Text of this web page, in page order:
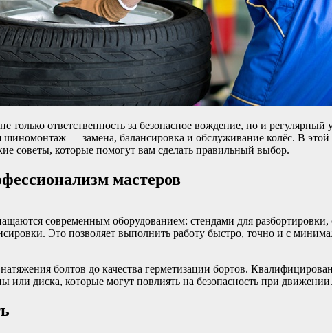
только ответственность за безопасное вождение, но и
шиномонтаж — замена, балансировка и обслуживание колёс. В
советы, которые помогут вам сделать правильный выбор.
мастеров
современным оборудованием: стендами для
Это позволяет выполнить работу быстро, точно и с
болтов до качества герметизации бортов.
диска, которые могут повлиять на безопасность при движении.